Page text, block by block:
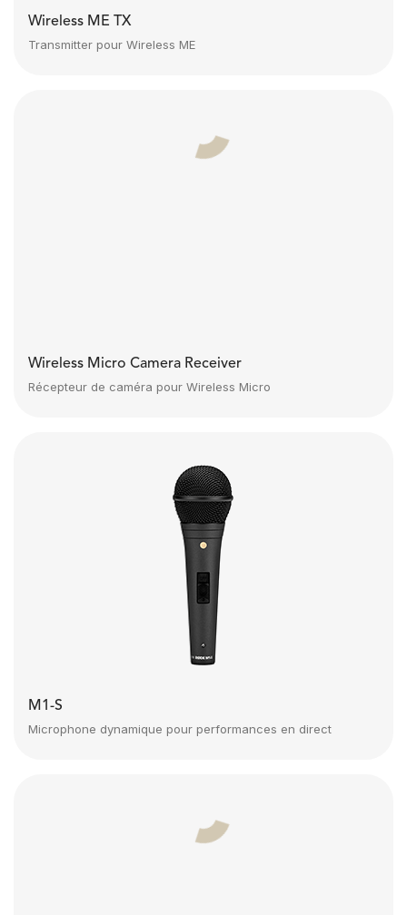
Wireless ME TX
Transmitter pour Wireless ME
Wireless Micro Camera Receiver
Récepteur de caméra pour Wireless Micro
M1-S
Microphone dynamique pour performances en direct